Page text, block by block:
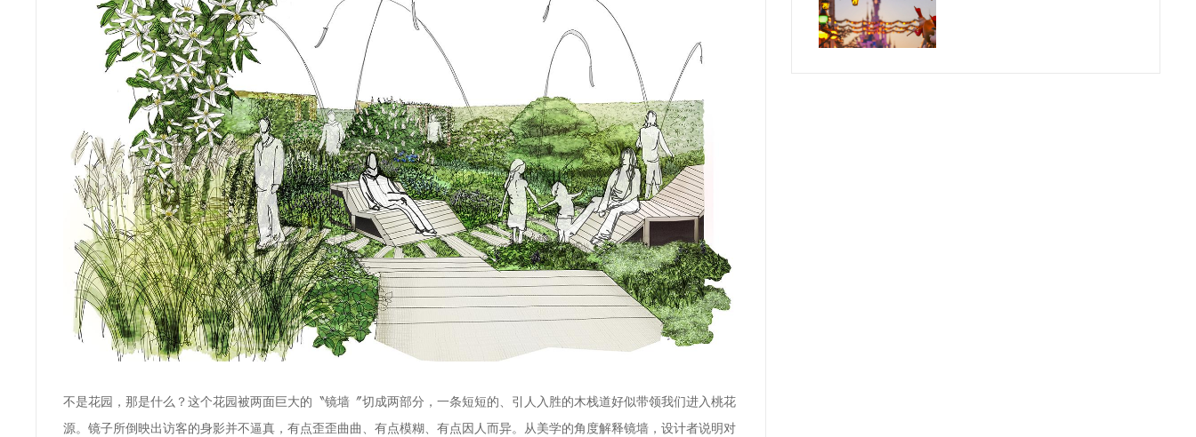
不是花园，那是什么？这个花园被两面巨大的 〝镜墙〞切成两部分，一条短短的、 引人入胜的木栈道好似带领我们进入桃花
源。镜子所倒映出访客的身影并不逼真，有点歪歪曲曲、有点模糊、有点因人而异。从美学的角度解释镜墙，设计者说明对